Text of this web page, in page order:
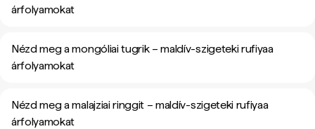
árfolyamokat
Nézd meg a mongóliai tugrik – maldív-szigeteki rufiyaa
árfolyamokat
Nézd meg a malajziai ringgit – maldív-szigeteki rufiyaa
árfolyamokat